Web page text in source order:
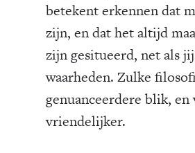
betekent erkennen dat
zijn, en dat het altijd
zijn gesitueerd, net als
waarheden. Zulke
genuanceerdere blik,
vriendelijker.